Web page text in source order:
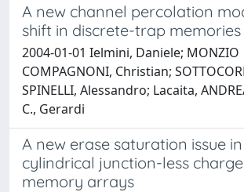
A new channel percolation
shift in discrete-trap memories
2004-01-01 Ielmini, Daniele; MONZIO
COMPAGNONI, Christian;
SPINELLI, Alessandro; Lacaita,
C., Gerardi
A new erase saturation issue in
cylindrical junction-less
memory arrays